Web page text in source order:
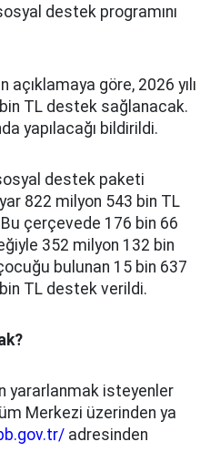
destek programını
açıklamaya göre, 2026 yılı
TL destek sağlanacak.
yapılacağı bildirildi.
destek paketi
822 milyon 543 bin TL
çerçevede 176 bin 66
352 milyon 132 bin
bulunan 15 bin 637
TL destek verildi.
yararlanmak isteyenler
Merkezi üzerinden ya
adresinden